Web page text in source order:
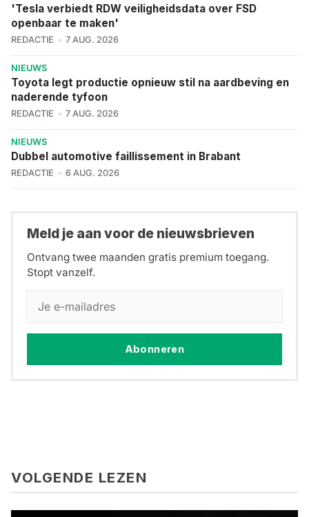
'Tesla verbiedt RDW veiligheidsdata over FSD
openbaar te maken'
REDACTIE 7 AUG. 2026
NIEUWS
Toyota legt productie opnieuw stil na aardbeving en
naderende tyfoon
REDACTIE 7 AUG. 2026
NIEUWS
Dubbel automotive faillissement in Brabant
REDACTIE 6 AUG. 2026
Meld je aan voor de nieuwsbrieven
Ontvang twee maanden gratis premium toegang.
Stopt vanzelf.
Abonneren
VOLGENDE LEZEN